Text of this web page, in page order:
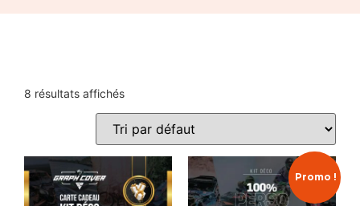
8 résultats affichés
Promo !